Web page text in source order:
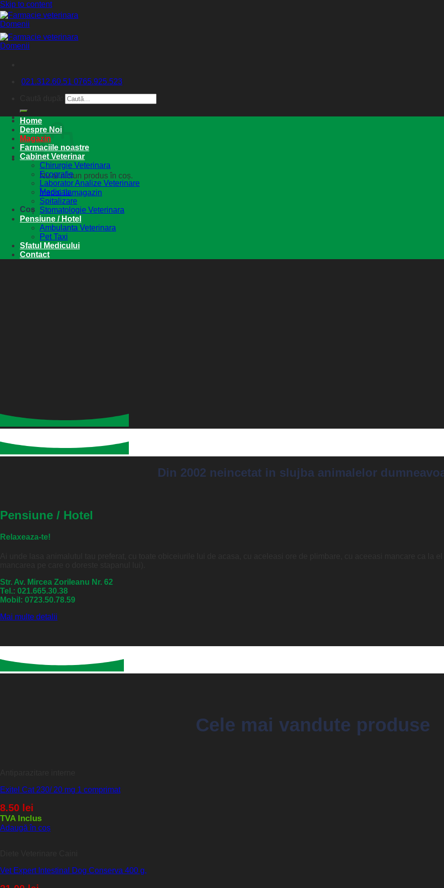
Skip to content
021.312.60.51 0765.925.523
Nu ai niciun produs în coș.
Înapoi la magazin
Coș
Home
Despre Noi
Magazin
Farmaciile noastre
Cabinet Veterinar
Chirurgie Veterinara
Ecografie
Laborator Analize Veterinare
Medicala
Spitalizare
Stomatologie Veterinara
Pensiune / Hotel
Ambulanta Veterinara
Pet Taxi
Sfatul Medicului
Contact
Din 2002 neincetat in slujba animalelor
Pensiune / Hotel
Relaxeaza-te!
Str. Av. Mircea Zorileanu Nr. 62
Tel.: 021.665.30.38
Mobil: 0723.50.78.59
Mai multe detalii
Cele mai vandute produse
Exitel Cat 230/ 20 mg 1 comprimat
8.50 lei
TVA Inclus
Adaugă în coș
Vet Expert Intestinal Dog Conserva 400 g,